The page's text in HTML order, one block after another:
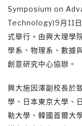
Symposium on
Technology)9月11
式舉行。由興大理學
學系、物理系、數據
創意研究中心協辦。
興大施因澤副校長於
學、日本東京大學、
勒大學、韓國首爾大